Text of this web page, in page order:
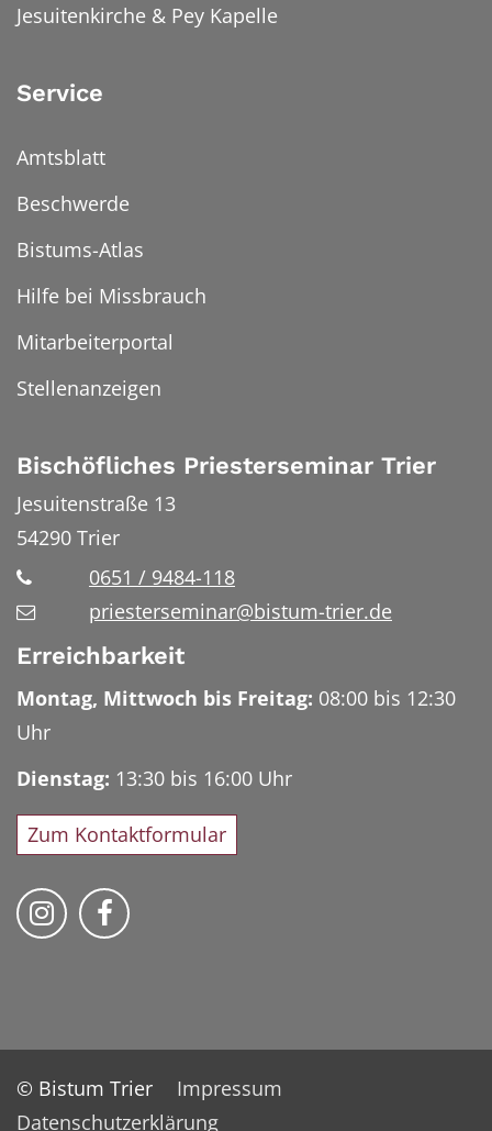
Jesuitenkirche & Pey Kapelle
Service
Amtsblatt
Beschwerde
Bistums-Atlas
Hilfe bei Missbrauch
Mitarbeiterportal
Stellenanzeigen
Bischöfliches Priesterseminar Trier
Jesuitenstraße 13
54290 Trier
0651 / 9484-118
priesterseminar@bistum-trier.de
Erreichbarkeit
Montag, Mittwoch bis Freitag: 08:00 bis 12:30
Uhr
Dienstag: 13:30 bis 16:00 Uhr
Zum Kontaktformular
Bischöfliches Priesterseminar auf
Bischöfliches Priesterseminar auf
© Bistum Trier
Impressum
Datenschutzerklärung